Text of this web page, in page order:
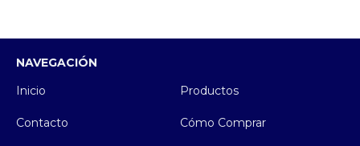
NAVEGACIÓN
Inicio
Productos
Contacto Cómo Comprar